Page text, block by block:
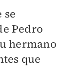
se
Pedro
hermano
que